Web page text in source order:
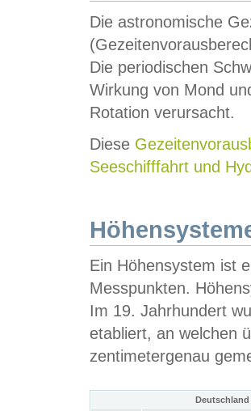
Die astronomische
Die periodischen
Wirkung von Mond
Rotation verursacht.
Diese
Seeschifffahrt und
Ein Höhensystem ist
Messpunkten.
Im 19. Jahrhundert
etabliert, an welchen
zentimetergenau